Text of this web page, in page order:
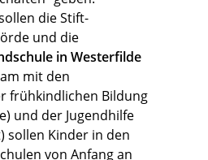
die Stift-
und die
in Westerfilde
mit den
frühkindlichen Bildung
und der Jugendhilfe
sollen Kinder in den
von Anfang an